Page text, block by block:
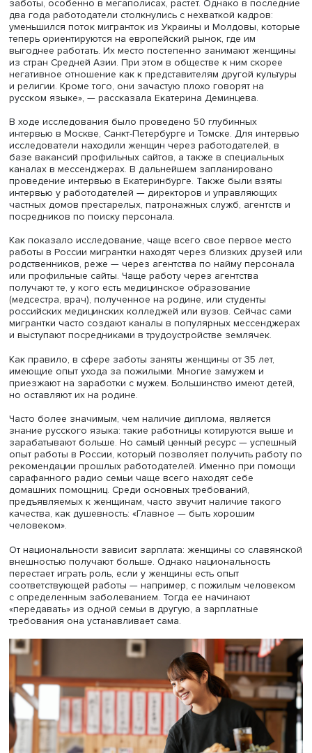
Екатерина Деминцева
«В последние годы все больше исследователей
феминизации миграции. Спрос на услуги на
заботы, особенно в мегаполисах, растет. Однако в
два года работодатели столкнулись с нехваткой
уменьшился поток мигранток из Украины и Молдовы,
теперь ориентируются на европейский рынок, где им
выгоднее работать. Их место постепенно занимают
из стран Средней Азии. При этом в обществе к ним
негативное отношение как к представителям другой
и религии. Кроме того, они зачастую плохо говорят на
русском языке», — рассказала Екатерина Деминцева.
В ходе исследования было проведено 50 глубинных
интервью в Москве, Санкт-Петербурге и Томске. Для
исследователи находили женщин через
базе вакансий профильных сайтов, а также в
каналах в мессенджерах. В дальнейшем
интервью у работодателей — директоров и
частных домов престарелых, патронажных служб,
посредников по поиску персонала.
Как показало исследование, чаще всего свое первое
работы в России мигрантки находят через близких
родственников, реже — через агентства по найму
или профильные сайты. Чаще работу через агентства
получают те, у кого есть медицинское образование
(медсестра, врач), полученное на родине, или студенты
российских медицинских колледжей или вузов. Сейчас
мигрантки часто создают каналы в популярных
и выступают посредниками в трудоустройстве землячек.
Как правило, в сфере заботы заняты женщины от 35
имеющие опыт ухода за пожилыми. Многие замужем и
приезжают на заработки с мужем. Большинство имеют
но оставляют их на родине.
Часто более значимым, чем наличие диплома, является
знание русского языка: такие работницы котируются
зарабатывают больше. Но самый ценный ресурс —
опыт работы в России, который позволяет получить
рекомендации прошлых работодателей. Именно при
сарафанного радио семьи чаще всего находят себе
домашних помощниц. Среди основных требований,
предъявляемых к женщинам, часто звучит наличие
качества, как душевность: «Главное — быть хорошим
человеком».